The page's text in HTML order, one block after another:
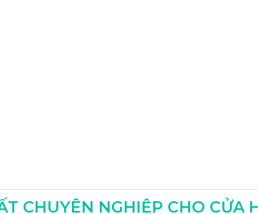
CHUYÊN NGHIỆP CHO CỬA